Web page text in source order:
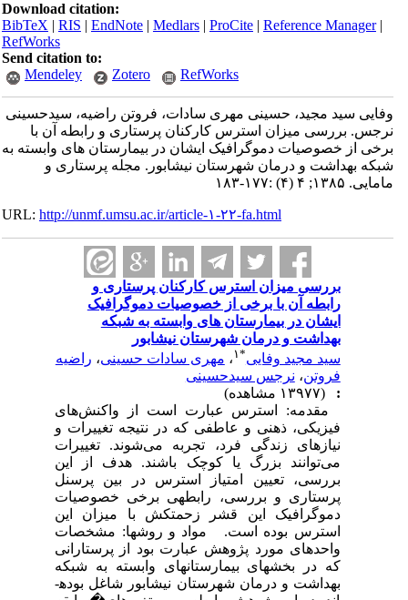
Download citation:
BibTeX|RIS|EndNote|Medlars|ProCite|Reference Manager
RefWorks
Send citation to:
Mendeley
Zotero RefWorks
وفایی سید مجید، حسینی مهری سادات، فروتن راضیه، سیدحسینی
نرجس. بررسی میزان استرس کارکنان پرستاری و رابطه آن با
برخی از خصوصیات دموگرافیک ایشان در بیمارستان های وابسته به
شبکه بهداشت و درمان شهرستان نیشابور. مجله پرستاری و
مامایی. ۱۳۸۵; ۴ (۴) :۱۷۷-۱۸۳
URL:http://unmf.umsu.ac.ir/article-۱-۲۲-fa.html
بررسی میزان استرس کارکنان پرستاری و
رابطه آن با برخی از خصوصیات دموگرافیک
ایشان در بیمارستان های وابسته به شبکه
بهداشت و درمان شهرستان نیشابور
سید مجید وفایی
۱،مهری سادات حسینی،راضیه
فروتن،نرجس سیدحسینی
مقدمه: استرس‌ عبارت‌ است‌ از واکنش‌های‌
فیزیکی‌، ذهنی‌ و عاطفی‌ که در نتیجه‌ تغییرات‌ و
نیازهای‌ زندگی‌ فرد، تجربه‌ می‌شوند. تغییرات‌
می‌توانند بزرگ‌ یا کوچک‌ باشند. هدف از این
بررسی، تعیین امتیاز استرس در بین پرسنل
پرستاری و بررسی، رابطه­ی برخی خصوصیات
دموگرافیک این قشر زحمتکش با میزان این
استرس بوده است. مواد و روش­ها: مشخصات
واحدهای مورد پژوهش عبارت بود از پرستارانی
که در بخش­های بیمارستان­های وابسته به شبکه
بهداشت و درمان شهرستان نیشابور شاغل بوده­